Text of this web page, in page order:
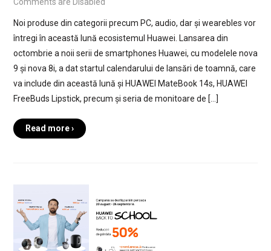
Noi produse din categorii precum PC, audio, dar și wearebles vor
întregi în această lună ecosistemul Huawei. Lansarea din
octombrie a noii serii de smartphones Huawei, cu modelele nova
9 și nova 8i, a dat startul calendarului de lansări de toamnă, care
va include din această lună și HUAWEI MateBook 14s, HUAWEI
FreeBuds Lipstick, precum și seria de monitoare de […]
Read more ›